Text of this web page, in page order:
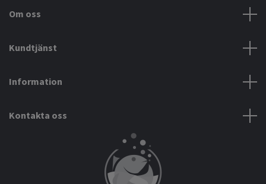
Om oss
Kundtjänst
Information
Kontakta oss